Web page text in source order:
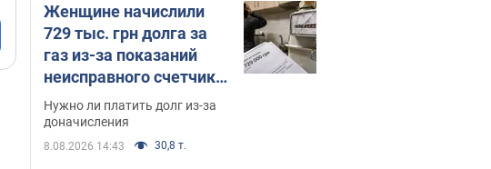
Женщине начислили
729 тыс. грн долга за
газ из-за показаний
неисправного счетчика:
судья вынес
неожиданное решение
Нужно ли платить долг из-за
доначисления
8.08.2026 14:43 30,8 т.